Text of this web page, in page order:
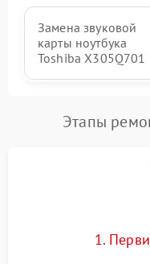
Замена звуковой
карты ноутбука
Toshiba X305Q701
Этапы
1.